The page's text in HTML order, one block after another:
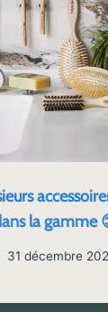
la gamme
31 décembre